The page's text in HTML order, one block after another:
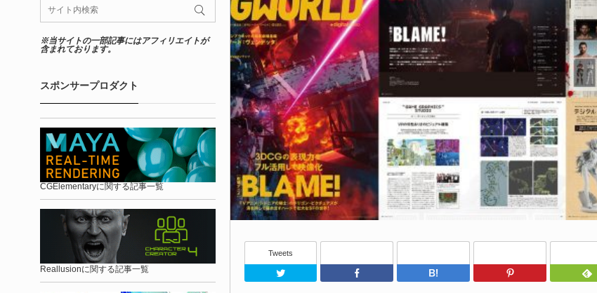
Tweets
Twitter Facebook はてなブックマーク
※当サイトの一部記事にはアフィリエイトが
含まれております。
スポンサープロダクト
CGElementaryに関する記事一覧
Reallusionに関する記事一覧